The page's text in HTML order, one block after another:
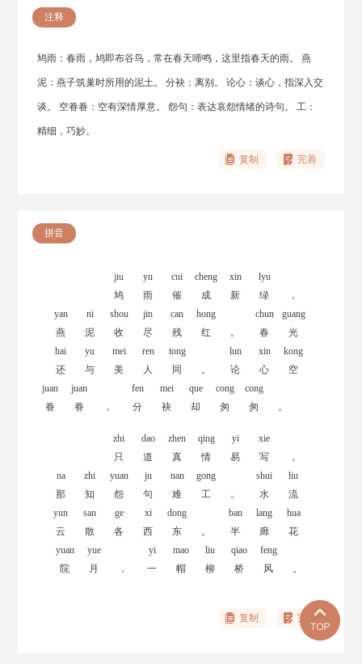
注释
鸠雨：春雨，鸠即布谷鸟，常在春天啼鸣，这里指春天的雨。 燕
泥：燕子筑巢时所用的泥土。 分袂：离别。 论心：谈心，指深入交
谈。 空眷眷：空有深情厚意。 怨句：表达哀怨情绪的诗句。 工：
精细，巧妙。
复制 完善
拼音
jiu
鸠
yu
雨
cui
催
cheng
成
xin
新
lyu
绿
，
yan
燕
ni
泥
shou
收
jin
尽
can
残
hong
红
。
chun
春
guang
光
hai
还
yu
与
mei
美
ren
人
tong
同
。
lun
论
xin
心
kong
空
juan
眷
juan
眷
，
fen
分
mei
袂
que
却
cong
匆
cong
匆
。
zhi
只
dao
道
zhen
真
qing
情
yi
易
xie
写
，
na
那
zhi
知
yuan
怨
ju
句
nan
难
gong
工
。
shui
水
liu
流
yun
云
san
散
ge
各
xi
西
dong
东
。
ban
半
lang
廊
hua
花
yuan
院
yue
月
，
yi
一
mao
帽
liu
柳
qiao
桥
feng
风
。
复制 完善